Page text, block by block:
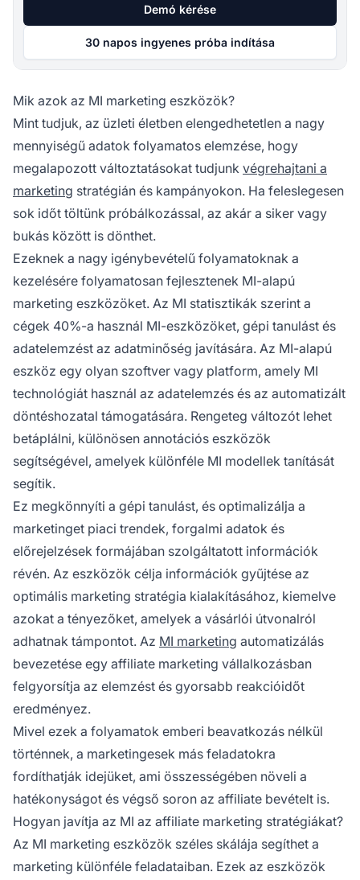
Demó kérése
30 napos ingyenes próba indítása
Mik azok az MI marketing eszközök?
Mint tudjuk, az üzleti életben elengedhetetlen a nagy
mennyiségű adatok folyamatos elemzése, hogy
megalapozott változtatásokat tudjunk végrehajtani a
marketing stratégián és kampányokon. Ha feleslegesen
sok időt töltünk próbálkozással, az akár a siker vagy
bukás között is dönthet.
Ezeknek a nagy igénybevételű folyamatoknak a
kezelésére folyamatosan fejlesztenek MI-alapú
marketing eszközöket. Az MI statisztikák szerint a
cégek 40%-a használ MI-eszközöket, gépi tanulást és
adatelemzést az adatminőség javítására. Az MI-alapú
eszköz egy olyan szoftver vagy platform, amely MI
technológiát használ az adatelemzés és az automatizált
döntéshozatal támogatására. Rengeteg változót lehet
betáplálni, különösen annotációs eszközök
segítségével, amelyek különféle MI modellek tanítását
segítik.
Ez megkönnyíti a gépi tanulást, és optimalizálja a
marketinget piaci trendek, forgalmi adatok és
előrejelzések formájában szolgáltatott információk
révén. Az eszközök célja információk gyűjtése az
optimális marketing stratégia kialakításához, kiemelve
azokat a tényezőket, amelyek a vásárlói útvonalról
adhatnak támpontot. Az MI marketing automatizálás
bevezetése egy affiliate marketing vállalkozásban
felgyorsítja az elemzést és gyorsabb reakcióidőt
eredményez.
Mivel ezek a folyamatok emberi beavatkozás nélkül
történnek, a marketingesek más feladatokra
fordíthatják idejüket, ami összességében növeli a
hatékonyságot és végső soron az affiliate bevételt is.
Hogyan javítja az MI az affiliate marketing stratégiákat?
Az MI marketing eszközök széles skálája segíthet a
marketing különféle feladataiban. Ezek az eszközök